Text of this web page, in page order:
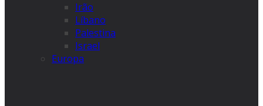
Irão
Líbano
Palestina
Israel
Europa